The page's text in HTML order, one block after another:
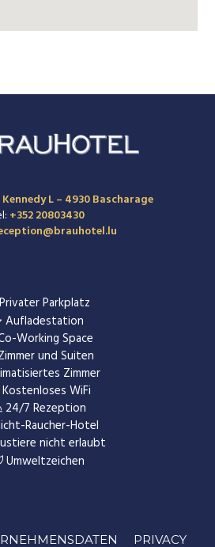
L – 4930 Bascharage
+352 20803430
Privater Parkplatz
Aufladestation
Working Space
und Suiten
Zimmer
Kostenloses WiFi
24/7 Rezeption
Raucher-Hotel
nicht erlaubt
Umweltzeichen
PRIVACY